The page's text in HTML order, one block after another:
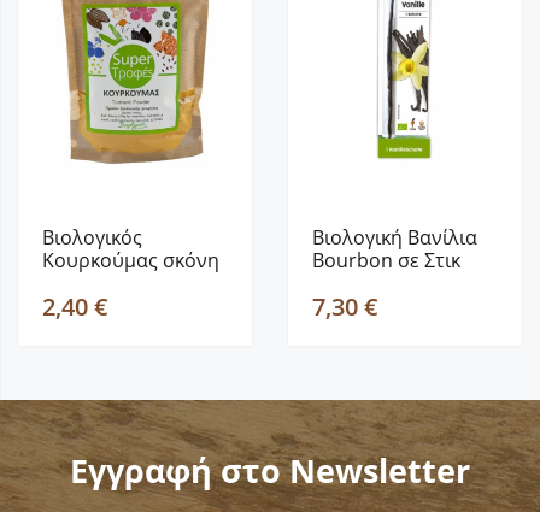
Βιολογικός
Κουρκούμας σκόνη
2,40 €
Βιολογική Βανίλια
Bourbon σε Στικ
7,30 €
Εγγραφή στο Newsletter